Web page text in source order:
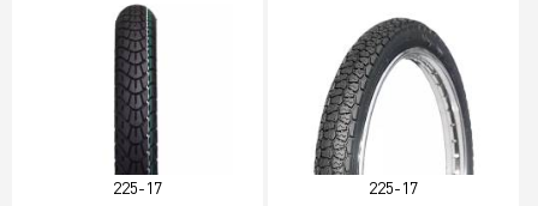
225-17 225-17